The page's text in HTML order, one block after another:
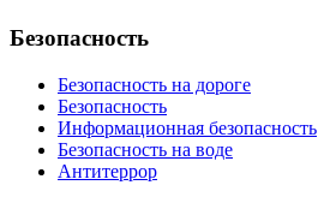
Безопасность
Безопасность на дороге
Безопасность
Информационная безопасность
Безопасность на воде
Антитеррор